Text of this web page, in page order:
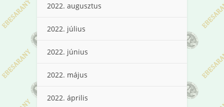
2022. augusztus
2022. július
2022. június
2022. május
2022. április